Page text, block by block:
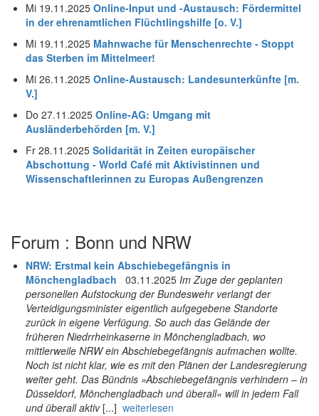
Mi 19.11.2025 Online-Input und -Austausch: Fördermittel
in der ehrenamtlichen Flüchtlingshilfe [o. V.]
Mi 19.11.2025 Mahnwache für Menschenrechte - Stoppt
das Sterben im Mittelmeer!
Mi 26.11.2025 Online-Austausch: Landesunterkünfte [m.
V.]
Do 27.11.2025 Online-AG: Umgang mit
Ausländerbehörden [m. V.]
Fr 28.11.2025 Solidarität in Zeiten europäischer
Abschottung - World Café mit Aktivistinnen und
Wissenschaftlerinnen zu Europas Außengrenzen
Forum : Bonn und NRW
NRW: Erstmal kein Abschiebegefängnis in
Mönchengladbach
03.11.2025 Im Zuge der geplanten
personellen Aufstockung der Bundeswehr verlangt der
Verteidigungsminister eigentlich aufgegebene Standorte
zurück in eigene Verfügung. So auch das Gelände der
früheren Niedrrheinkaserne in Mönchengladbach, wo
mittlerweile NRW ein Abschiebegefängnis aufmachen wollte.
Noch ist nicht klar, wie es mit den Plänen der Landesregierung
weiter geht. Das Bündnis »Abschiebegefängnis verhindern – in
Düsseldorf, Mönchengladbach und überall« will in jedem Fall
und überall aktiv[...] weiterlesen